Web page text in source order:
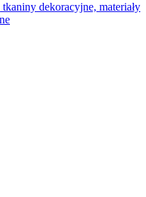
dekoracyjne, materiały